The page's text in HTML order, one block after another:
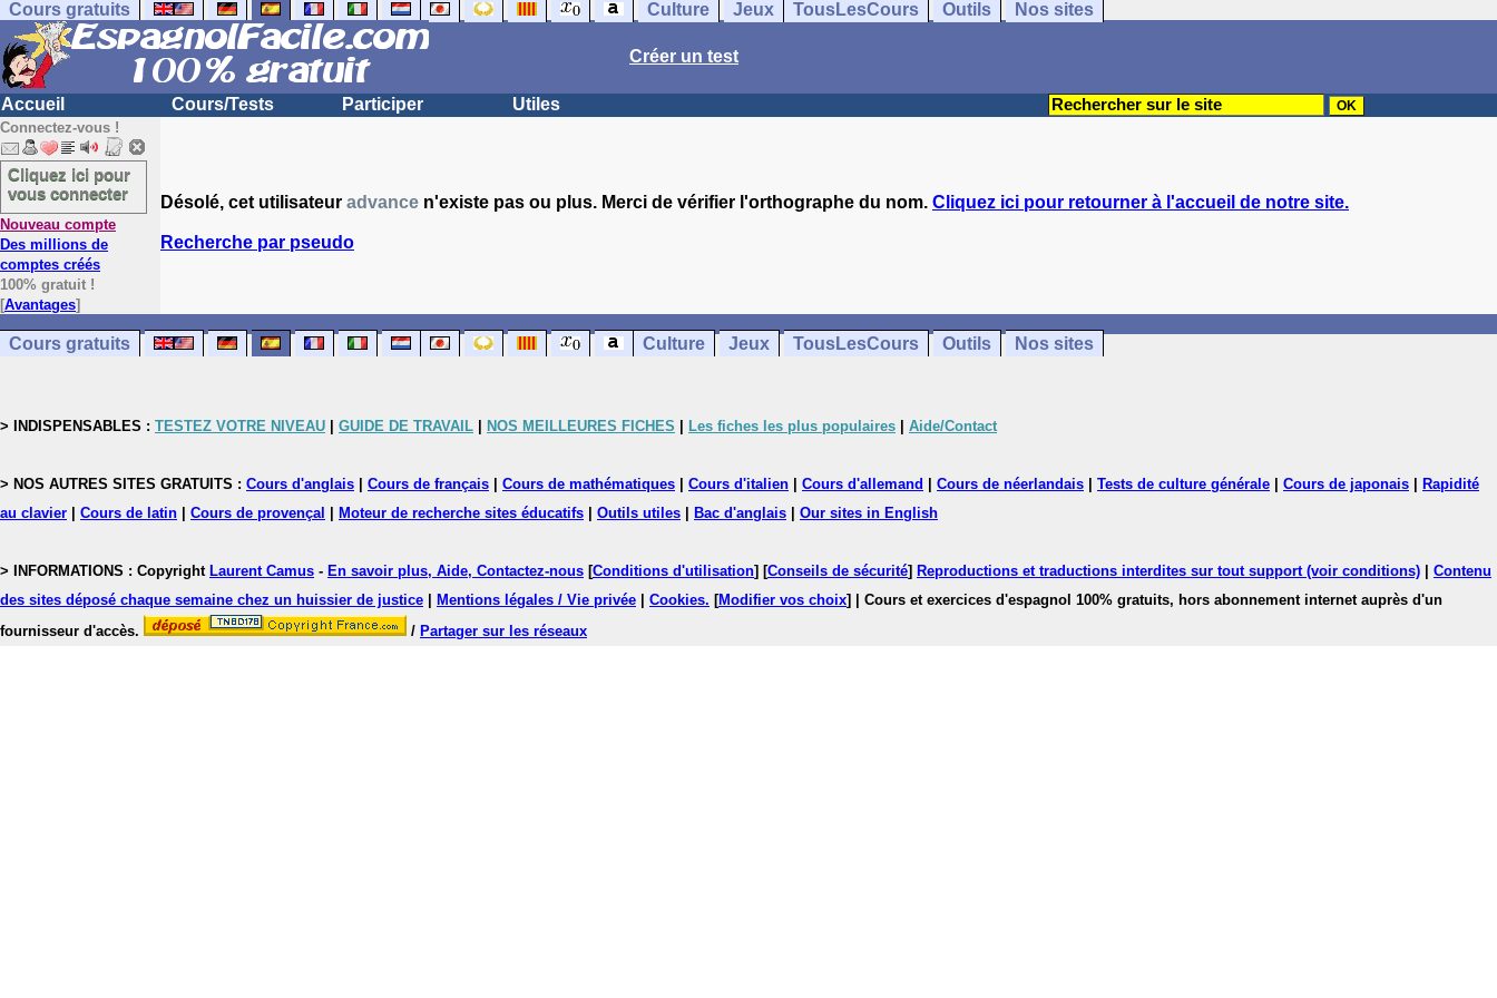
Cours gratuits Culture Jeux TousLesCours Outils Nos sites
Créer un test
Accueil Cours/Tests Participer Utiles
Connectez-vous !
Cliquez ici pour
vous connecter
Nouveau compte
Des millions de
comptes créés
100% gratuit !
[Avantages]
Désolé, cet utilisateur advance n'existe pas ou plus. Merci de vérifier l'orthographe du nom. Cliquez ici pour retourner à l'accueil de notre site.
Recherche par pseudo
Cours gratuits Culture Jeux TousLesCours Outils Nos sites
> INDISPENSABLES : TESTEZ VOTRE NIVEAU GUIDE DE TRAVAIL NOS MEILLEURES FICHES Les fiches les plus populaires Aide/Contact
> NOS AUTRES SITES GRATUITS : Cours d'anglais Cours de français Cours de mathématiques Cours d'italien Cours d'allemand Cours de néerlandais Tests de culture générale Cours de japonais
Rapidité
au clavier
Cours de latin Cours de provençal Moteur de recherche sites éducatifs Outils utiles Bac d'anglais Our sites in English
> INFORMATIONS : Copyright Laurent Camus - En savoir plus, Aide, Contactez-nous [Conditions d'utilisation] [Conseils de sécurité] Reproductions et traductions interdites sur tout support (voir conditions)
Contenu
des sites déposé chaque semaine chez un huissier de justice
Mentions légales / Vie privée Cookies. [Modifier vos choix]
| Cours et exercices d'espagnol 100% gratuits, hors abonnement internet auprès d'un
fournisseur d'accès.
/ Partager sur les réseaux